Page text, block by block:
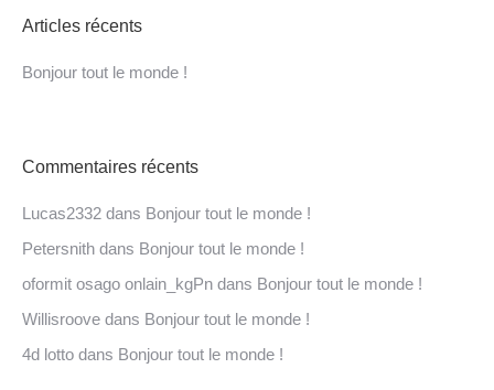
Articles récents
Bonjour tout le monde !
Commentaires récents
Lucas2332 dans Bonjour tout le monde !
Petersnith dans Bonjour tout le monde !
oformit osago onlain_kgPn dans Bonjour tout le monde !
Willisroove dans Bonjour tout le monde !
4d lotto dans Bonjour tout le monde !